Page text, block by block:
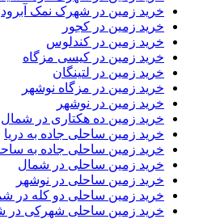
خرید زمین در شهرک نمک آبرود
خرید زمین در کجور
خرید زمین در کندلوس
خرید زمین در کیسی مزگاه
خرید زمین در لتینگان
خرید زمین در مزگاه نوشهر
خرید زمین در نوشهر
خرید زمین ده هکتاری در شمال
خرید زمین ساحلی جاده به دریا
خرید زمین ساحلی جاده به
خرید زمین ساحلی در شمال
خرید زمین ساحلی در نوشهر
خرید زمین ساحلی دو کله در
خرید زمین ساحلی شهرکی در